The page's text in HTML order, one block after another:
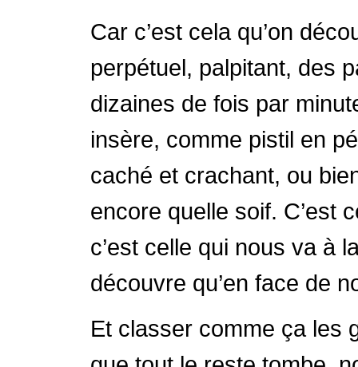
Car c’est cela qu’on
perpétuel, palpitant, des
dizaines de fois par
insère, comme pistil en
caché et crachant, ou
encore quelle soif. C’est
c’est celle qui nous va à
découvre qu’en face de
Et classer comme ça les